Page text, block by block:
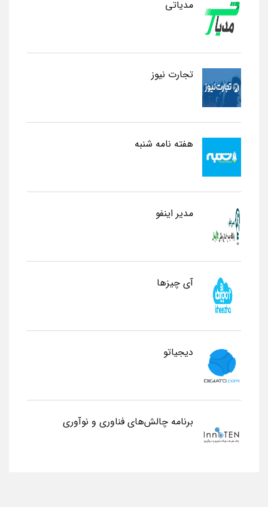
مدیاتی
تجارت نیوز
هفته نامه شنبه
مدیر اینفو
آی چیزها
دیجیاتو
برنامه چالش‌های فناوری و نوآوری